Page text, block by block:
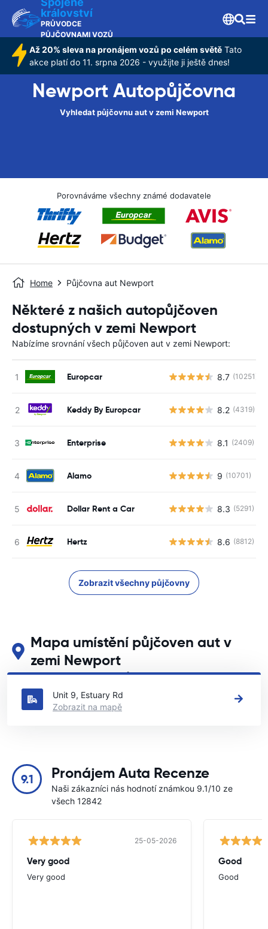
království
PRŮVODCE
PŮJČOVNAMI VOZŮ
Až 20% sleva na pronájem vozů po celém světě Tato
akce platí do 11. srpna 2026 - využijte ji ještě dnes!
Newport Autopůjčovna
Vyhledat půjčovnu aut v zemi Newport
Porovnáváme všechny známé dodavatele
Home Půjčovna aut Newport
Některé z našich autopůjčoven
dostupných v zemi Newport
Nabízíme srovnání všech půjčoven aut v zemi Newport:
Europcar 8.7 (10251)
Keddy By Europcar 8.2 (4319)
Enterprise 8.1 (2409)
Alamo 9 (10701)
Dollar Rent a Car 8.3 (5291)
Hertz 8.6 (8812)
Zobrazit všechny půjčovny
Mapa umístění půjčoven aut v
zemi Newport
Podívejte se na naše hlavní půjčovny aut v zemi Newport
Unit 9, Estuary Rd
Zobrazit na mapě
9.1 Pronájem Auta Recenze
Naši zákazníci nás hodnotí známkou 9.1/10 ze
všech 12842
25-05-2026
Very good
Very good
Good
Good